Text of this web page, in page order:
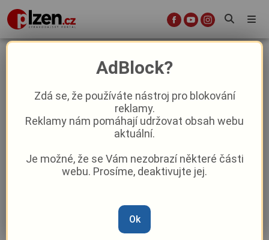
Vydejte se na podzimní pouť do
Strážova a užijte si bohatý
doprovodný program
Aktuality Kultura Aktuálně Z kraje
Peggy Kýrová –13. 9. 2025 04:31
AdBlock?
Zdá se, že používáte nástroj pro blokování
reklamy.
Reklamy nám pomáhají udržovat obsah webu
aktuální.
Je možné, že se Vám nezobrazí některé části
webu. Prosíme, deaktivujte jej.
Ok